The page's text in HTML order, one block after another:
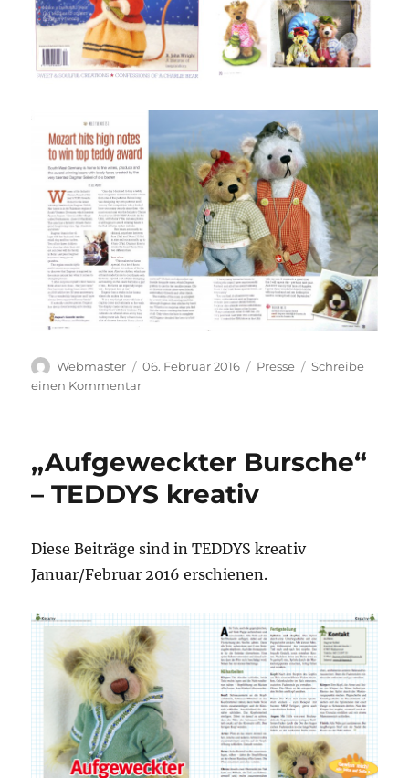
Autor
Webmaster
Veröffentlicht
06. Februar 2016 Kategorien
Presse
Schreibe
einen Kommentarzu
notes
win
award“
–
bear
times
„Aufgeweckter Bursche“
– TEDDYS kreativ
Diese Beiträge sind in TEDDYS kreativ
Januar/Februar 2016 erschienen.